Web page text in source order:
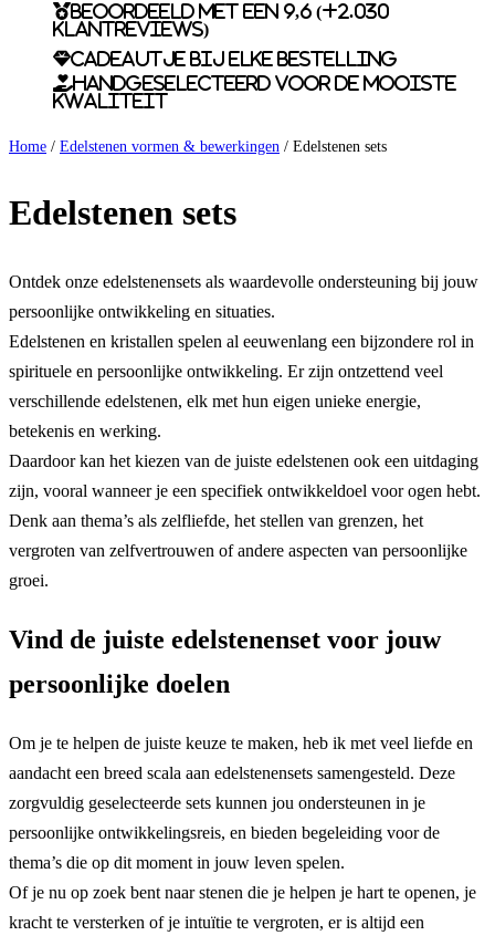
Beoordeeld met een 9,6 (+2.030
klantreviews)
Cadeautje bij elke bestelling
Handgeselecteerd voor de mooiste
kwaliteit
Home / Edelstenen vormen & bewerkingen / Edelstenen sets
Edelstenen sets
Ontdek onze edelstenensets als waardevolle ondersteuning bij jouw
persoonlijke ontwikkeling en situaties.
Edelstenen en kristallen spelen al eeuwenlang een bijzondere rol in
spirituele en persoonlijke ontwikkeling. Er zijn ontzettend veel
verschillende edelstenen, elk met hun eigen unieke energie,
betekenis en werking.
Daardoor kan het kiezen van de juiste edelstenen ook een uitdaging
zijn, vooral wanneer je een specifiek ontwikkeldoel voor ogen hebt.
Denk aan thema’s als zelfliefde, het stellen van grenzen, het
vergroten van zelfvertrouwen of andere aspecten van persoonlijke
groei.
Vind de juiste edelstenenset voor jouw
persoonlijke doelen
Om je te helpen de juiste keuze te maken, heb ik met veel liefde en
aandacht een breed scala aan edelstenensets samengesteld. Deze
zorgvuldig geselecteerde sets kunnen jou ondersteunen in je
persoonlijke ontwikkelingsreis, en bieden begeleiding voor de
thema’s die op dit moment in jouw leven spelen.
Of je nu op zoek bent naar stenen die je helpen je hart te openen, je
kracht te versterken of je intuïtie te vergroten, er is altijd een